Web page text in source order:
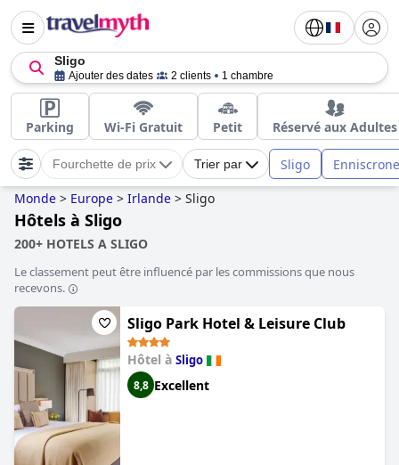
Sligo
Ajouter des dates 2 clients 1 chambre
Parking Wi-Fi Gratuit Petit Réservé aux Adultes
Fourchette de prix Trier par Sligo Enniscrone
Monde > Europe > Irlande > Sligo
Hôtels à Sligo
200+ HOTELS A SLIGO
Le classement peut être influencé par les commissions que nous
recevons.
Sligo Park Hotel & Leisure Club
Hôtel à Sligo
8,8 Excellent